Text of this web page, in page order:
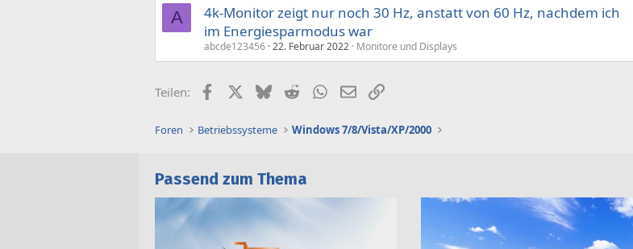
A
4k-Monitor zeigt nur noch 30 Hz, anstatt von 60 Hz, nachdem ich
im Energiesparmodus war
abcde123456 22. Februar 2022 Monitore und Displays
Teilen: FacebookX (Twitter)
BlueskyRedditWhatsApp
E-MailLink
Foren Betriebssysteme Windows 7/8/Vista/XP/2000
Passend zum Thema